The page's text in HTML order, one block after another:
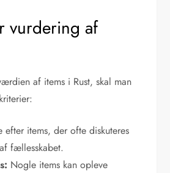
vurdering af
af items i Rust, skal man
efter items, der ofte diskuteres
fællesskabet.
Nogle items kan opleve